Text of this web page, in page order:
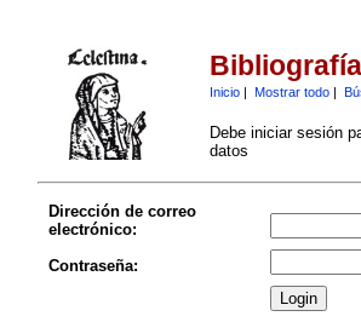
Inicio| Mostrar todo|
Debe iniciar sesión
datos
Dirección de correo
electrónico:
Contraseña: